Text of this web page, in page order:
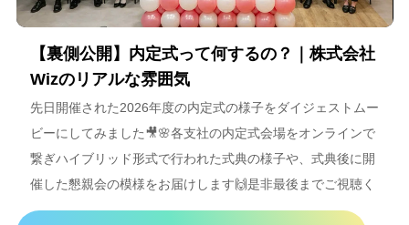
【裏側公開】内定式って何するの？｜株式会社
Wizのリアルな雰囲気
先日開催された2026年度の内定式の様子をダイジェストムー
ビーにしてみました🎥🌸各支社の内定式会場をオンラインで
繋ぎハイブリッド形式で行われた式典の様子や、式典後に開
催した懇親会の模様をお届けします🙌是非最後までご視聴く
ださいね＾＾